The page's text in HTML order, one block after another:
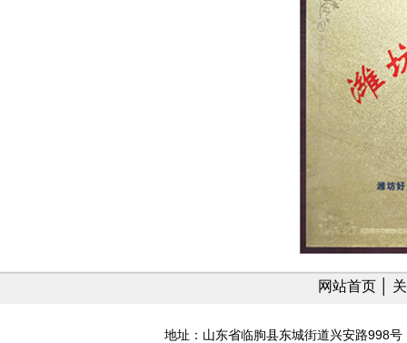
网站首页
地址：山东省临朐县东城街道兴安路